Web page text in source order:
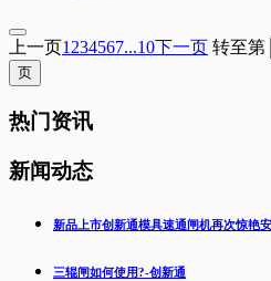
上一页1 234567...10下一页 转至第
热门资讯
新闻动态
新品上市创新通模具速通闸机再次惊艳
三辊闸如何使用?-创新通